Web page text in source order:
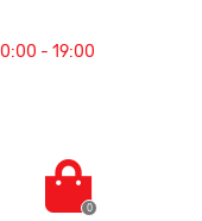
- 19:00
0